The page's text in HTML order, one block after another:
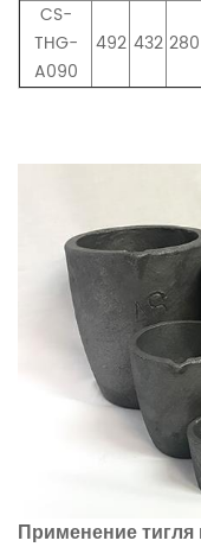
CS-
THG-
A090
492 432 280
Применение